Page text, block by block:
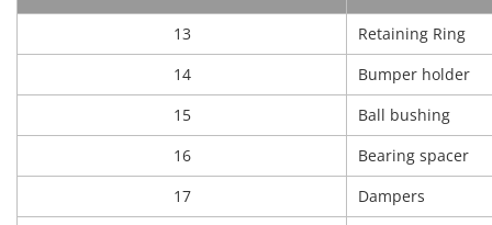
13
Retaining Ring
14
Bumper holder
15
Ball bushing
16
Bearing spacer
17
Dampers